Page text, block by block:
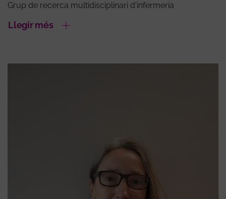
Grup de recerca multidisciplinari d'infermeria
Llegir més